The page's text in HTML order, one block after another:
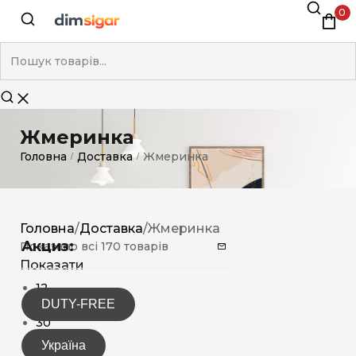
0
Жмеринка
Головна / Доставка / Жмеринка
Акциз:
DUTY-FREE
Україна
Головна/Доставка/Жмеринка
Показано всі 170 товарів
Показати
12
15
30